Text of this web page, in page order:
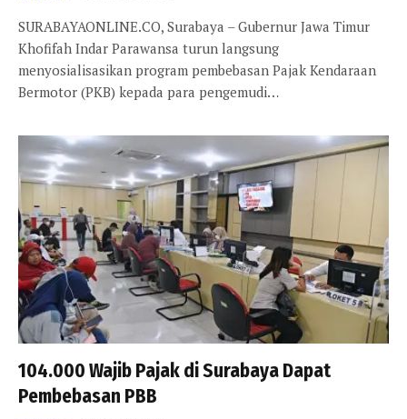
SURABAYAONLINE.CO, Surabaya – Gubernur Jawa Timur
Khofifah Indar Parawansa turun langsung
menyosialisasikan program pembebasan Pajak Kendaraan
Bermotor (PKB) kepada para pengemudi…
104.000 Wajib Pajak di Surabaya Dapat
Pembebasan PBB